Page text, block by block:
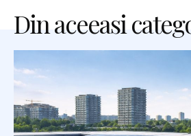
Din aceeasi